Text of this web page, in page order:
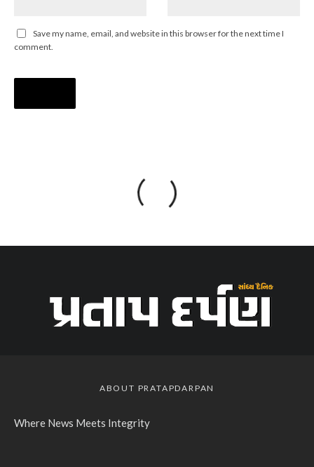
Save my name, email, and website in this browser for the next time I
comment.
ABOUT PRATAPDARPAN
Where News Meets Integrity